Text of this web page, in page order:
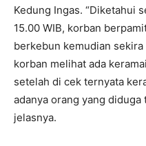
Kedung Ingas. “Diketahui
15.00 WIB, korban
berkebun kemudian sekira
korban melihat ada
setelah di cek ternyata
adanya orang yang
jelasnya.